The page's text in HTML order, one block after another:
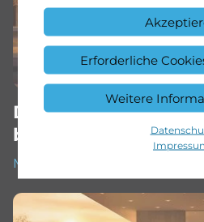
Erforderliche
Weitere
Das neue GLE
bestellbar
Mehr erfahren